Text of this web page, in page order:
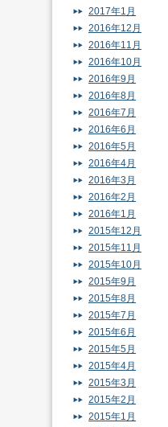
2017年1月
2016年12月
2016年11月
2016年10月
2016年9月
2016年8月
2016年7月
2016年6月
2016年5月
2016年4月
2016年3月
2016年2月
2016年1月
2015年12月
2015年11月
2015年10月
2015年9月
2015年8月
2015年7月
2015年6月
2015年5月
2015年4月
2015年3月
2015年2月
2015年1月